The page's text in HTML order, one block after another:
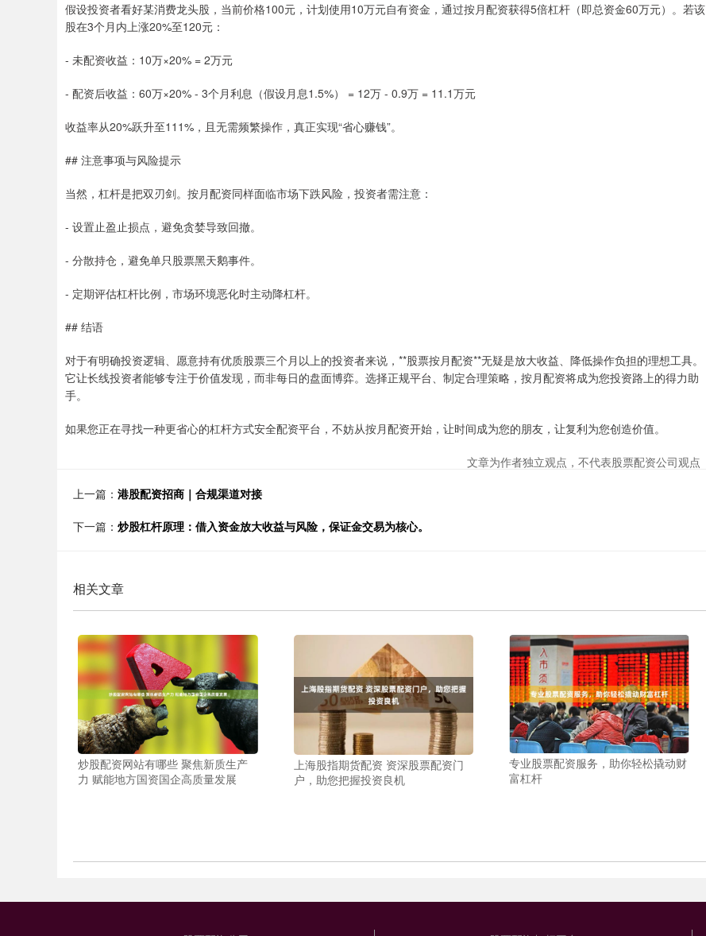
假设投资者看好某消费龙头股，当前价格100元，计划使用10万元自有资金，通过按月配资获得5倍杠杆（即总资金60万元）。若该
股在3个月内上涨20%至120元：
- 未配资收益：10万×20% = 2万元
- 配资后收益：60万×20% - 3个月利息（假设月息1.5%） = 12万 - 0.9万 = 11.1万元
收益率从20%跃升至111%，且无需频繁操作，真正实现“省心赚钱”。
## 注意事项与风险提示
当然，杠杆是把双刃剑。按月配资同样面临市场下跌风险，投资者需注意：
- 设置止盈止损点，避免贪婪导致回撤。
- 分散持仓，避免单只股票黑天鹅事件。
- 定期评估杠杆比例，市场环境恶化时主动降杠杆。
## 结语
对于有明确投资逻辑、愿意持有优质股票三个月以上的投资者来说，**股票按月配资**无疑是放大收益、降低操作负担的理想工具。
它让长线投资者能够专注于价值发现，而非每日的盘面博弈。选择正规平台、制定合理策略，按月配资将成为您投资路上的得力助
手。
如果您正在寻找一种更省心的杠杆方式安全配资平台，不妨从按月配资开始，让时间成为您的朋友，让复利为您创造价值。
文章为作者独立观点，不代表股票配资公司观点
上一篇： 港股配资招商｜合规渠道对接
下一篇： 炒股杠杆原理：借入资金放大收益与风险，保证金交易为核心。
相关文章
炒股配资网站有哪些 聚焦新质生产
力 赋能地方国资国企高质量发展
上海股指期货配资 资深股票配资门
户，助您把握投资良机
专业股票配资服务，助你轻松撬动财
富杠杆